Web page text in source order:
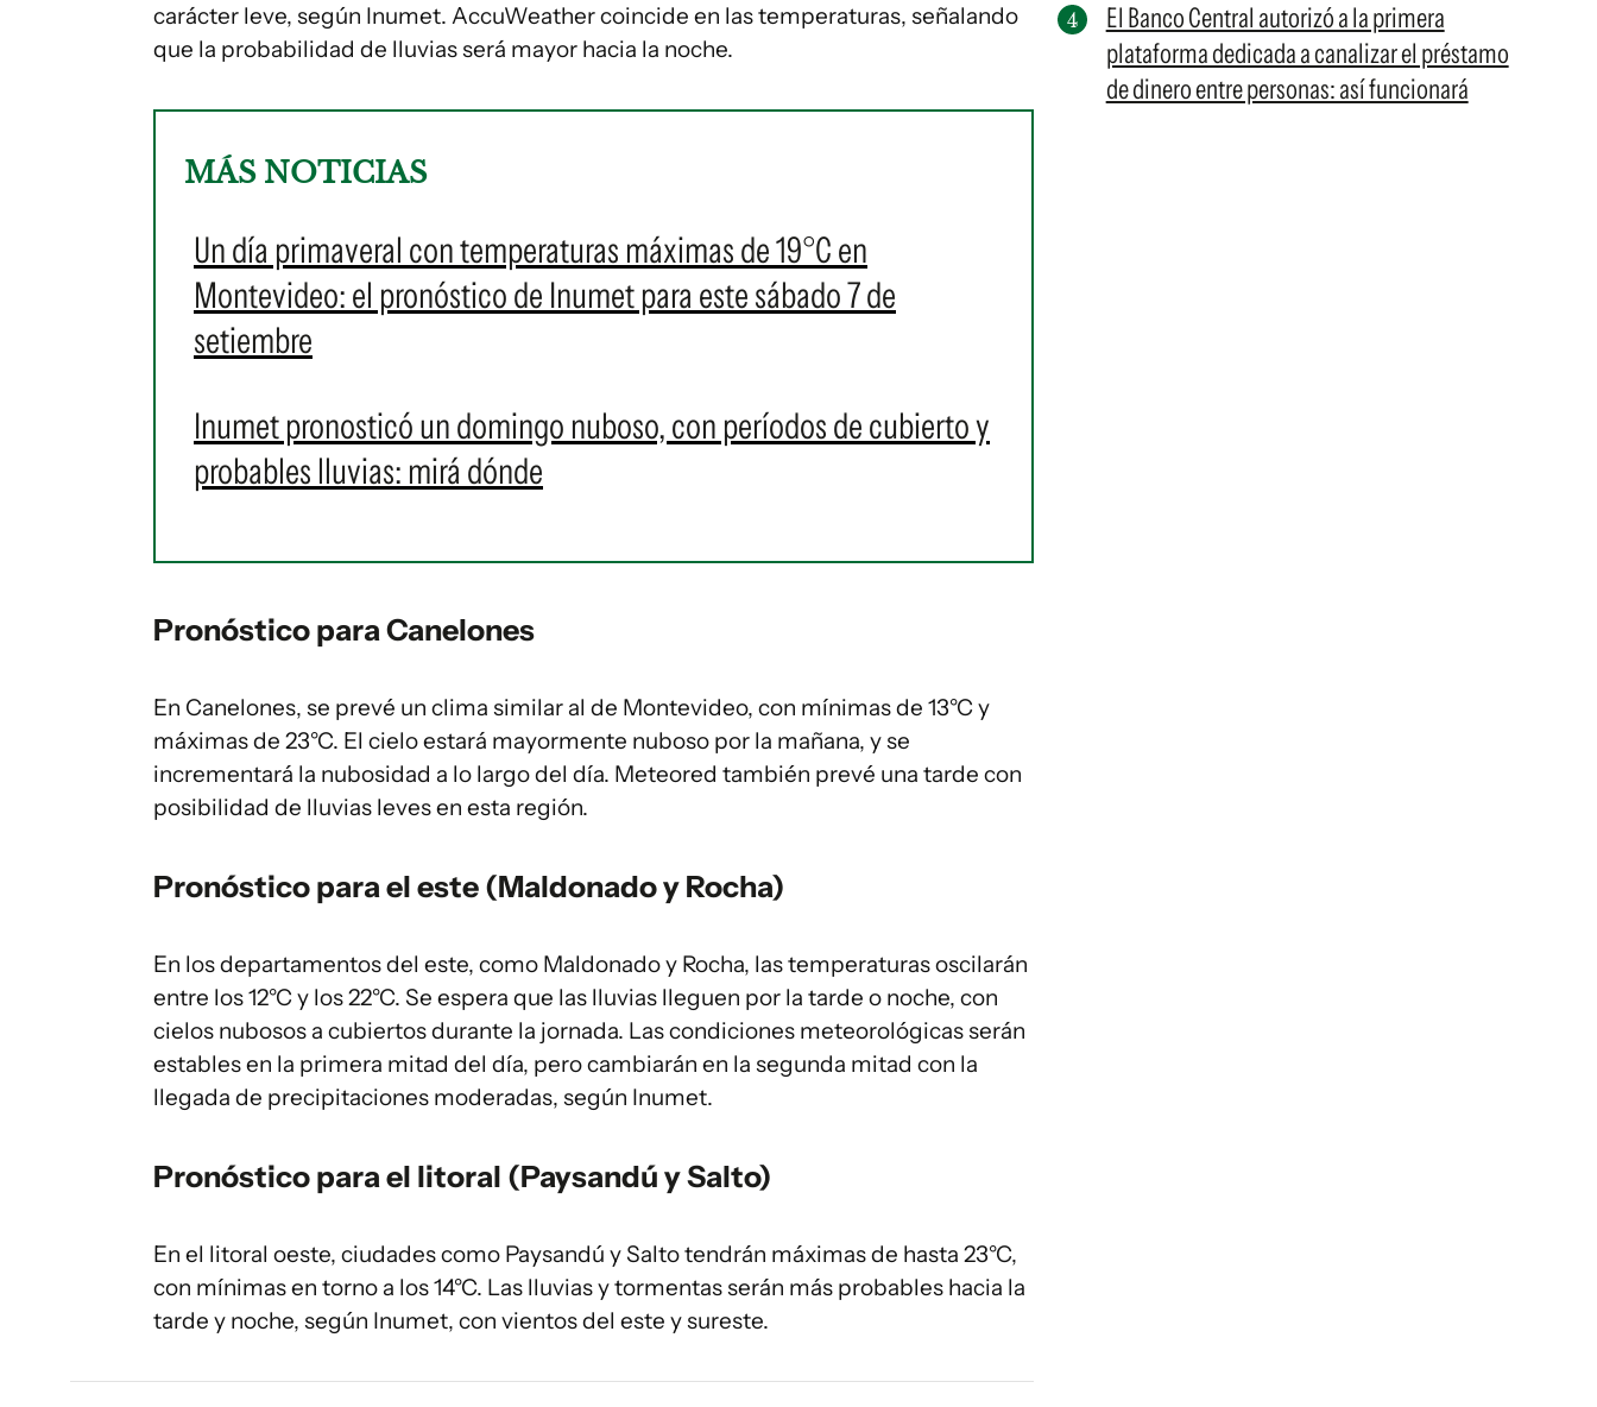
carácter leve, según Inumet. AccuWeather coincide en las temperaturas, señalando
que la probabilidad de lluvias será mayor hacia la noche.
MÁS NOTICIAS
Un día primaveral con temperaturas máximas de 19°C en
Montevideo: el pronóstico de Inumet para este sábado 7 de
setiembre
Inumet pronosticó un domingo nuboso, con períodos de cubierto y
probables lluvias: mirá dónde
Pronóstico para Canelones
En Canelones, se prevé un clima similar al de Montevideo, con mínimas de 13°C y
máximas de 23°C. El cielo estará mayormente nuboso por la mañana, y se
incrementará la nubosidad a lo largo del día. Meteored también prevé una tarde con
posibilidad de lluvias leves en esta región.
Pronóstico para el este (Maldonado y Rocha)
En los departamentos del este, como Maldonado y Rocha, las temperaturas oscilarán
entre los 12°C y los 22°C. Se espera que las lluvias lleguen por la tarde o noche, con
cielos nubosos a cubiertos durante la jornada. Las condiciones meteorológicas serán
estables en la primera mitad del día, pero cambiarán en la segunda mitad con la
llegada de precipitaciones moderadas, según Inumet.
Pronóstico para el litoral (Paysandú y Salto)
En el litoral oeste, ciudades como Paysandú y Salto tendrán máximas de hasta 23°C,
con mínimas en torno a los 14°C. Las lluvias y tormentas serán más probables hacia la
tarde y noche, según Inumet, con vientos del este y sureste.
El Banco Central autorizó a la primera
plataforma dedicada a canalizar el préstamo
de dinero entre personas: así funcionará